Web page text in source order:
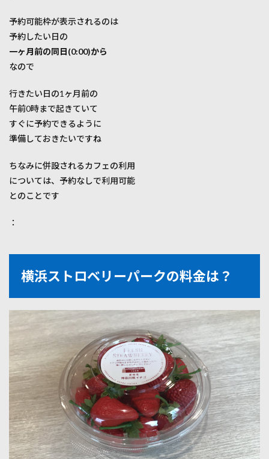
予約可能枠が表示されるのは
予約したい日の
一ヶ月前の同日(0:00)から
なので
行きたい日の1ヶ月前の
午前0時まで起きていて
すぐに予約できるように
準備しておきたいですね
ちなみに併設されるカフェの利用
については、予約なしで利用可能
とのことです
：
横浜ストロベリーパークの料金は？